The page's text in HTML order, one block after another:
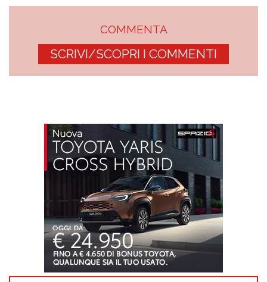
COMMENTA
SCRIVI/SCOPRI I COMMENTI